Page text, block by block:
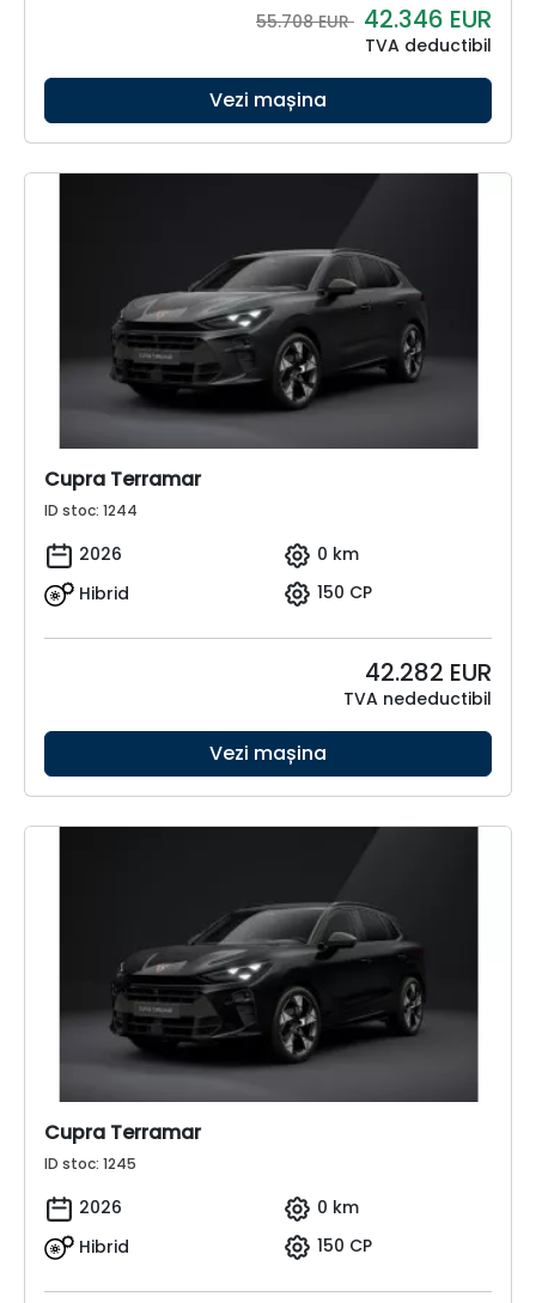
55.708 EUR 42.346 EUR
TVA deductibil
Vezi mașina
Cupra Terramar
ID stoc: 1244
2026
0 km
Hibrid
150 CP
42.282 EUR
TVA nedeductibil
Vezi mașina
Cupra Terramar
ID stoc: 1245
2026
0 km
Hibrid
150 CP